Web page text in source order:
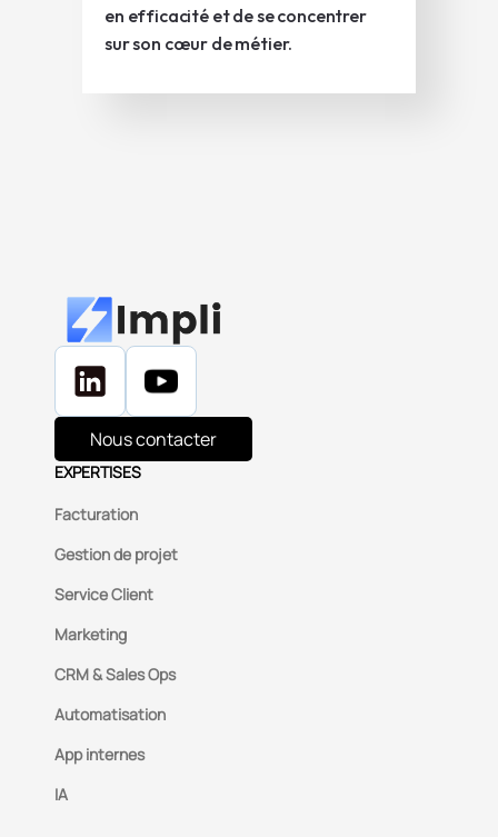
en efficacité et de se concentrer
sur son cœur de métier.
Nous contacter
EXPERTISES
Facturation
Gestion de projet
Service Client
Marketing
CRM & Sales Ops
Automatisation
App internes
IA